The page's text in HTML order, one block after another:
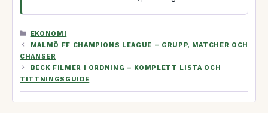
KATEGORIER
EKONOMI
MALMÖ FF CHAMPIONS LEAGUE – GRUPP, MATCHER OCH
CHANSER
BECK FILMER I ORDNING – KOMPLETT LISTA OCH
TITTNINGSGUIDE